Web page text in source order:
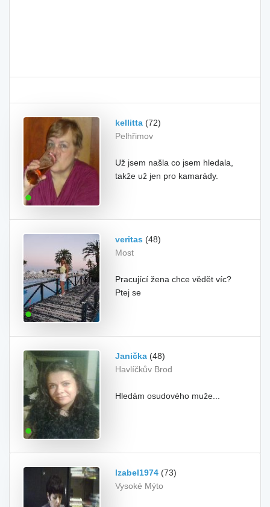
kellitta (72)
Pelhřimov
Už jsem našla co jsem hledala,
takže už jen pro kamarády.
veritas (48)
Most
Pracující žena chce vědět víc?
Ptej se
Janička (48)
Havlíčkův Brod
Hledám osudového muže...
Izabel1974 (73)
Vysoké Mýto